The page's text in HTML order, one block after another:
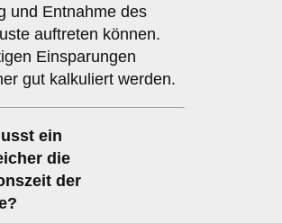
und Entnahme des
auftreten können.
Einsparungen
gut kalkuliert werden.
ein
die
der